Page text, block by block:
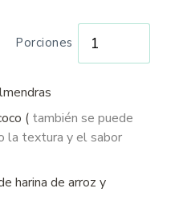
Porciones
( también se puede
la textura y el sabor
harina de arroz y